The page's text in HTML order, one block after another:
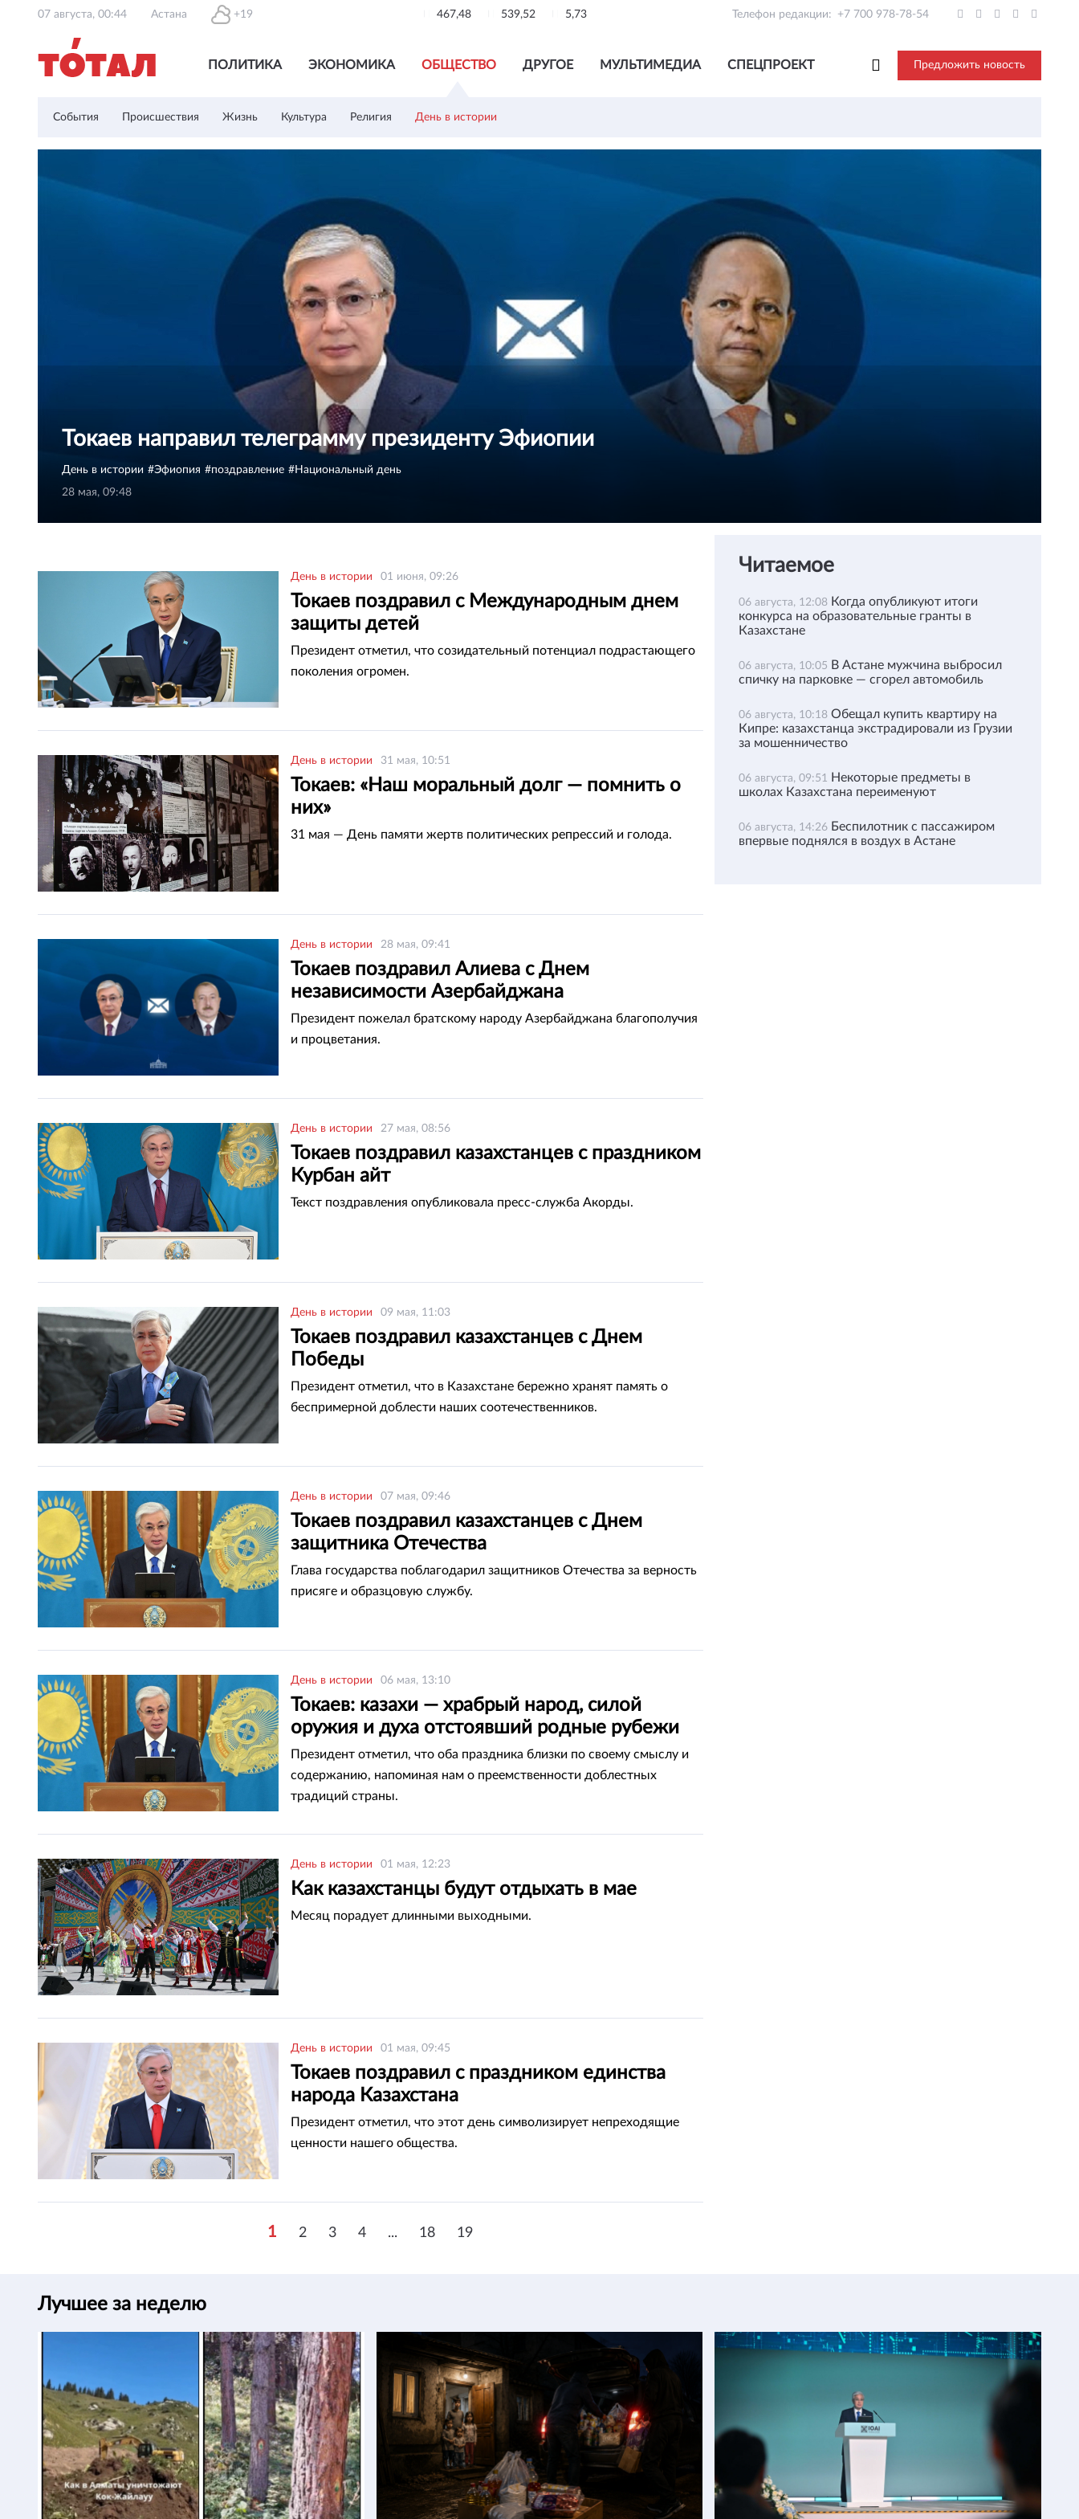
07 августа, 00:44 Астана +19 467,48 539,52 5,73 Телефон редакции: +7 700 978-78-54
ПОЛИТИКА ЭКОНОМИКА ОБЩЕСТВО ДРУГОЕ МУЛЬТИМЕДИА СПЕЦПРОЕКТ Предложить новость
События Происшествия Жизнь Культура Религия День в истории
Токаев направил телеграмму президенту Эфиопии
День в истории Эфиопия поздравление
Национальный день
28 мая, 09:48
День в истории 01 июня, 09:26
Токаев поздравил с Международным днем
защиты детей
Президент отметил, что созидательный потенциал подрастающего
поколения огромен.
День в истории 31 мая, 10:51
Токаев: «Наш моральный долг — помнить о
них»
31 мая — День памяти жертв политических репрессий и голода.
День в истории 28 мая, 09:41
Токаев поздравил Алиева с Днем
независимости Азербайджана
Президент пожелал братскому народу Азербайджана благополучия
и процветания.
День в истории 27 мая, 08:56
Токаев поздравил казахстанцев с праздником
Курбан айт
Текст поздравления опубликовала пресс-служба Акорды.
День в истории 09 мая, 11:03
Токаев поздравил казахстанцев с Днем
Победы
Президент отметил, что в Казахстане бережно хранят память о
беспримерной доблести наших соотечественников.
День в истории 07 мая, 09:46
Токаев поздравил казахстанцев с Днем
защитника Отечества
Глава государства поблагодарил защитников Отечества за верность
присяге и образцовую службу.
День в истории 06 мая, 13:10
Токаев: казахи — храбрый народ, силой
оружия и духа отстоявший родные рубежи
Президент отметил, что оба праздника близки по своему смыслу и
содержанию, напоминая нам о преемственности доблестных
традиций страны.
День в истории 01 мая, 12:23
Как казахстанцы будут отдыхать в мае
Месяц порадует длинными выходными.
День в истории 01 мая, 09:45
Токаев поздравил с праздником единства
народа Казахстана
Президент отметил, что этот день символизирует непреходящие
ценности нашего общества.
1 2 3 4 ... 18 19
Читаемое
06 августа, 12:08 Когда опубликуют итоги
конкурса на образовательные гранты в
Казахстане
06 августа, 10:05 В Астане мужчина выбросил
спичку на парковке — сгорел автомобиль
06 августа, 10:18 Обещал купить квартиру на
Кипре: казахстанца экстрадировали из Грузии
за мошенничество
06 августа, 09:51 Некоторые предметы в
школах Казахстана переименуют
06 августа, 14:26 Беспилотник с пассажиром
впервые поднялся в воздух в Астане
Лучшее за неделю